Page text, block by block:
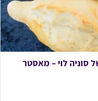
סוניה לוי – מאסטר